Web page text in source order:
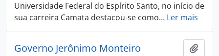
Universidade Federal do Espírito Santo, no início de
sua carreira Camata destacou-se como… Ler mais
Governo Jerônimo Monteiro